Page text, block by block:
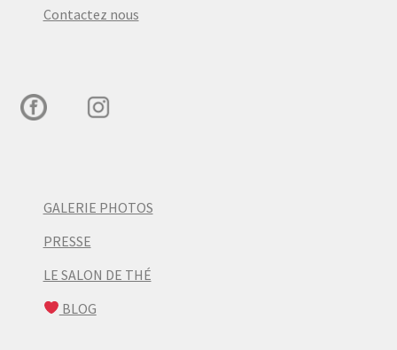
Contactez nous
GALERIE PHOTOS
PRESSE
LE SALON DE THÉ
BLOG